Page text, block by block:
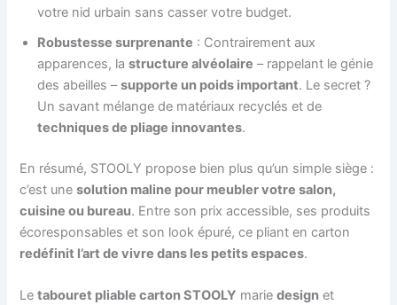
votre nid urbain sans casser votre budget.
Robustesse surprenante : Contrairement aux
apparences, lastructure alvéolaire – rappelant le génie
des abeilles –supporte un poids important. Le secret ?
Un savant mélange de matériaux recyclés et de
techniques de pliage innovantes.
En résumé, STOOLY propose bien plus qu’un simple siège :
c’est unesolution maline pour meubler votre salon,
cuisine ou bureau. Entre son prix accessible, ses produits
écoresponsables et son look épuré, ce pliant en carton
redéfinit l’art de vivre dans les petits espaces.
Letabouret pliable carton STOOLY mariedesign et